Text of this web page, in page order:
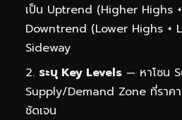
เป็น Uptrend (Higher Highs
Downtrend (Lower Highs +
Sideway
ระบุ Key Levels — หาโซน
Supply/Demand Zone ที่ราค
ชัดเจน